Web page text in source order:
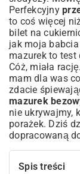
Perfekcyjny
to coś więcej
bilet na
jak moja babcia
mazurek to test
Cóż, miała
mam dla was
zdacie
mazurek
nie ukrywajmy,
porażek. Dziś
dopracowaną
Spis treści